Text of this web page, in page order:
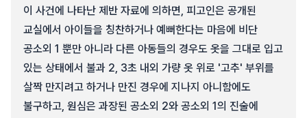
이 사건에 나타난 제반 자료에 의하면, 피고인은 공개된
교실에서 아이들을 칭찬하거나 예뻐한다는 마음에 비단
공소외 1 뿐만 아니라 다른 아동들의 경우도 옷을 그대로 입고
있는 상태에서 불과 2, 3초 내외 가량 옷 위로 '고추' 부위를
살짝 만지려고 하거나 만진 경우에 지나지 아니함에도
불구하고, 원심은 과장된 공소외 2와 공소외 1의 진술에